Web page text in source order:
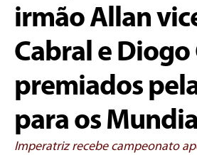
irmão Allan
Cabral e Diogo
premiados
para os
Imperatriz recebe campeonato